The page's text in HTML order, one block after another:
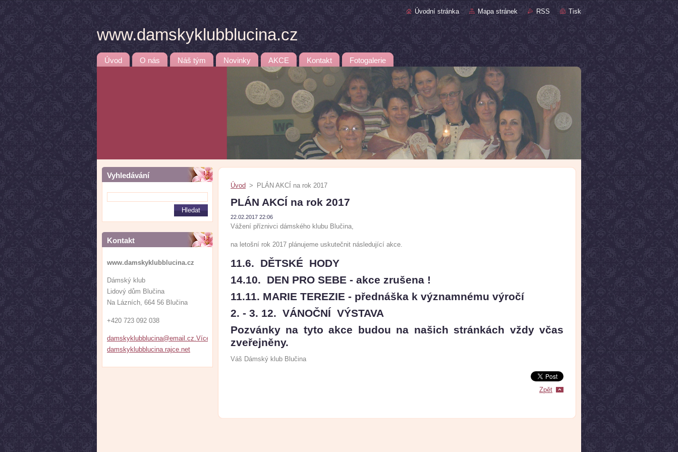
Úvodní stránka Mapa stránek RSS Tisk
www.damskyklubblucina.cz
Úvod O nás Náš tým Novinky AKCE Kontakt Fotogalerie
Vyhledávání
Kontakt
www.damskyklubblucina.cz
Dámský klub
Lidový dům Blučina
Na Lázních, 664 56 Blučina
+420 723 092 038
damskyklubblucina@email.cz.VíceFOTEKznašichakcína-
damskyklubblucina.rajce.net
Úvod > PLÁN AKCÍ na rok 2017
PLÁN AKCÍ na rok 2017
22.02.2017 22:06
Vážení příznivci dámského klubu Blučina,
na letošní rok 2017 plánujeme uskutečnit následující akce.
11.6. DĚTSKÉ HODY
14.10. DEN PRO SEBE - akce zrušena !
11.11. MARIE TEREZIE - přednáška k významnému výročí
2. - 3. 12. VÁNOČNÍ VÝSTAVA
Pozvánky na tyto akce budou na našich stránkách vždy včas
zveřejněny.
Váš Dámský klub Blučina
Zpět